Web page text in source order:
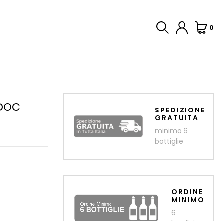
0
SPEDIZIONE
GRATUITA
minimo 6
bottiglie
ORDINE
MINIMO
6